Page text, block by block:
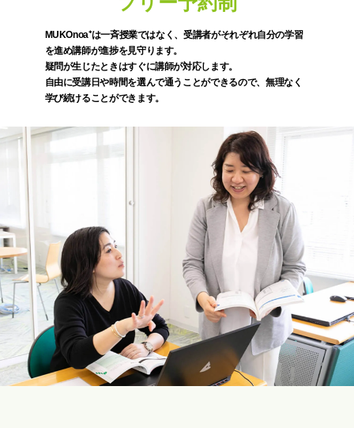
MUKOnoa⁺は一斉授業ではなく、受講者がそれぞれ自分の学習
を進め講師が進捗を見守ります。
疑問が生じたときはすぐに講師が対応します。
自由に受講日や時間を選んで通うことができるので、無理なく
学び続けることができます。